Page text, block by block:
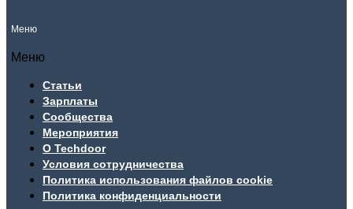
Меню
Меню
Статьи
Зарплаты
Сообщества
Мероприятия
О Techdoor
Условия сотрудничества
Политика использования файлов cookie
Политика конфиденциальности